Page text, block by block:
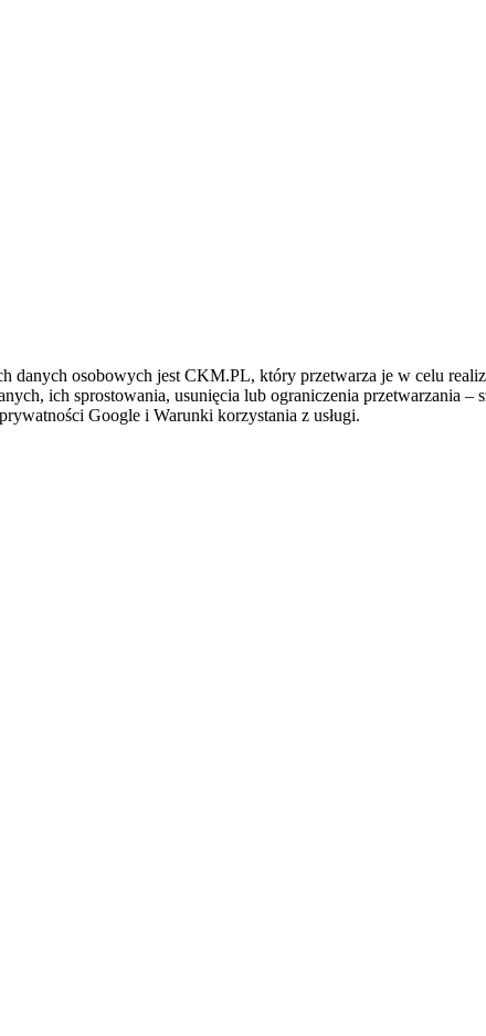
danych osobowych jest CKM.PL, który przetwarza je w celu
ich sprostowania, usunięcia lub ograniczenia przetwarzania –
Google i Warunki korzystania z usługi.